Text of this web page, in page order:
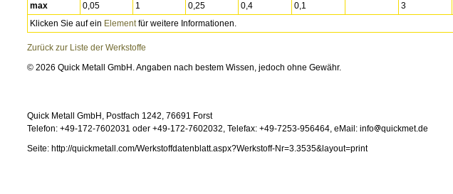
max
0,05 1 0,25 0,4 0,1 3
Klicken Sie auf ein Elementfür weitere Informationen.
Zurück zur Liste der Werkstoffe
© 2026 Quick Metall GmbH. Angaben nach bestem Wissen, jedoch ohne Gewähr.
Quick Metall GmbH, Postfach 1242, 76691 Forst
Telefon: +49-172-7602031 oder +49-172-7602032, Telefax: +49-7253-956464, eMail: info
quickmet.de
Seite: http://quickmetall.com/Werkstoffdatenblatt.aspx?Werkstoff-Nr=3.3535&layout=print